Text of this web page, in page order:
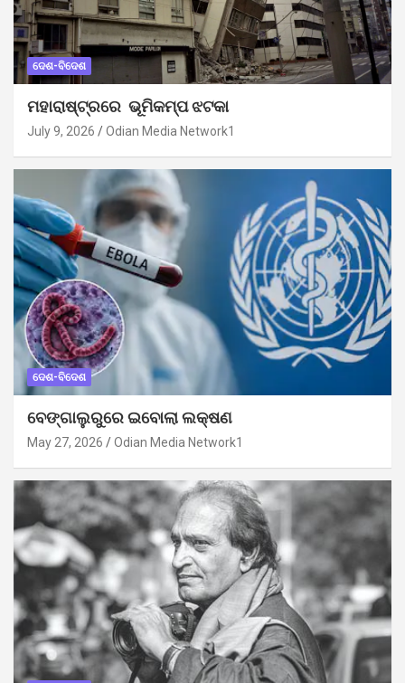
ଦେଶ-ବିଦେଶ
ମହାରାଷ୍ଟ୍ରରେ ଭୂମିକମ୍ପ ଝଟକା
July 9, 2026 Odian Media Network1
ଦେଶ-ବିଦେଶ
ବେଙ୍ଗାଲୁରୁରେ ଇବୋଲା ଲକ୍ଷଣ
May 27, 2026 Odian Media Network1